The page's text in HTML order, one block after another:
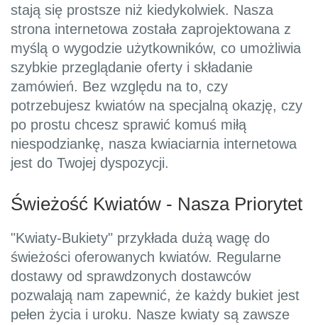
stają się prostsze niż kiedykolwiek. Nasza
strona internetowa została zaprojektowana z
myślą o wygodzie użytkowników, co umożliwia
szybkie przeglądanie oferty i składanie
zamówień. Bez względu na to, czy
potrzebujesz kwiatów na specjalną okazję, czy
po prostu chcesz sprawić komuś miłą
niespodziankę, nasza kwiaciarnia internetowa
jest do Twojej dyspozycji.
Świeżość Kwiatów - Nasza Priorytet
"Kwiaty-Bukiety" przykłada dużą wagę do
świeżości oferowanych kwiatów. Regularne
dostawy od sprawdzonych dostawców
pozwalają nam zapewnić, że każdy bukiet jest
pełen życia i uroku. Nasze kwiaty są zawsze